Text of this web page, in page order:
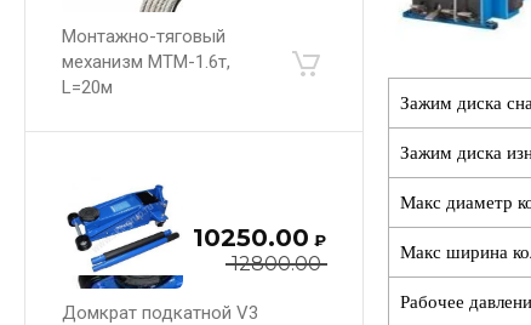
Монтажно-тяговый
механизм МТМ-1.6т,
L=20м
12800.00
10250.00 ₽
Домкрат подкатной V3
Зажим диска
Зажим диска
Макс диаметр
Макс ширина
Рабочее